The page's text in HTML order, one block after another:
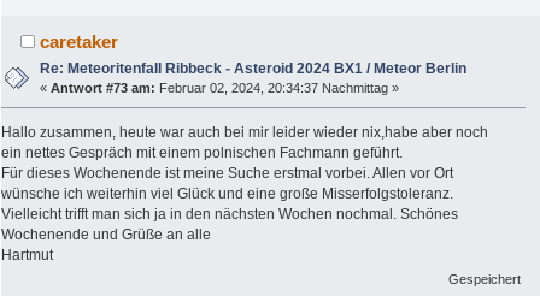
caretaker
Re: Meteoritenfall Ribbeck - Asteroid 2024 BX1 / Meteor Berlin
«Antwort #73 am: Februar 02, 2024, 20:34:37 Nachmittag »
Hallo zusammen, heute war auch bei mir leider wieder nix,habe aber noch
ein nettes Gespräch mit einem polnischen Fachmann geführt.
Für dieses Wochenende ist meine Suche erstmal vorbei. Allen vor Ort
wünsche ich weiterhin viel Glück und eine große Misserfolgstoleranz.
Vielleicht trifft man sich ja in den nächsten Wochen nochmal. Schönes
Wochenende und Grüße an alle
Hartmut
Gespeichert